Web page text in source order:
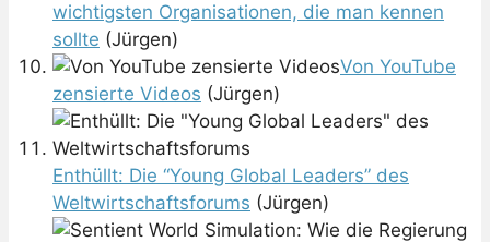
wichtigsten Organisationen, die man kennen
sollte (Jürgen)
Von YouTube
zensierte Videos (Jürgen)
Enthüllt: Die “Young Global Leaders” des
Weltwirtschaftsforums (Jürgen)